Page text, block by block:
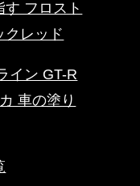
フロスト
クレッド
イン GT-R
車の塗り